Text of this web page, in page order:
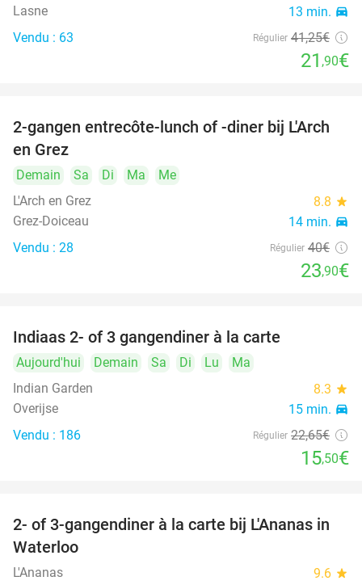
Lasne 13 min. directions_car
Vendu : 63 Régulier 41,25€
21 ,90€
40%
2-gangen entrecôte-lunch of -diner bij L'Arch
en Grez
Demain Sa Di Ma
Me
L'Arch en Grez
8.8 star
Grez-Doiceau 14 min. directions_car
Vendu : 28 Régulier 40€
23,90€
Indiaas 2- of 3 gangendiner à la carte
Aujourd'hui Demain Sa Di Lu
Ma
Indian Garden
8.3 star
Overijse 15 min. directions_car
Vendu : 186 Régulier 22,65€
15,50€
34%
2- of 3-gangendiner à la carte bij L'Ananas in
Waterloo
L'Ananas 9.6 star